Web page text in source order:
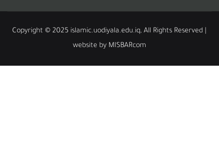
Copyright © 2025 islamic.uodiyala.edu.iq, All Rights
website by MISBARcom